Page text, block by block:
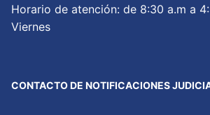
Horario de atención: de 8:30 a.m a
Viernes
CONTACTO DE NOTIFICACIONES